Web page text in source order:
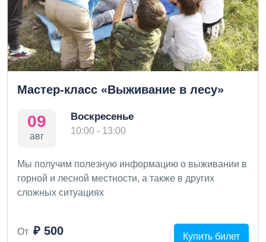
Мастер-класс «Выживание в лесу»
09
авг
Воскресенье
10:00 - 13:00
Мы получим полезную информацию о выживании в
горной и лесной местности, а также в других
сложных ситуациях
От ₽ 500 Купить билет